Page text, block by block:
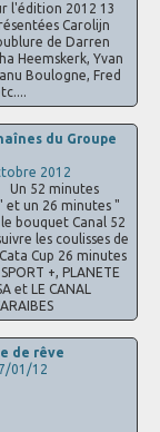
l'édition 2012 13
Carolijn
de Darren
Heemskerk, Yvan
Boulogne, Fred
du Groupe
2012
Un 52 minutes
et un 26 minutes "
bouquet Canal 52
les coulisses de
Cup 26 minutes
+, PLANETE
et LE CANAL
de rêve
01/12